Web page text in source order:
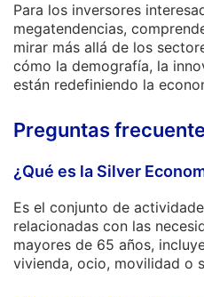
Para los inversores
megatendencias,
mirar más allá de los
cómo la demografía, la
están redefiniendo la
Preguntas
¿Qué es la Silver
Es el conjunto de
relacionadas con las
mayores de 65 años,
vivienda, ocio, movilidad o